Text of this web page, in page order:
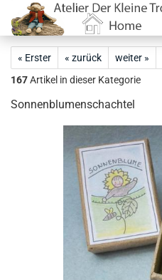
« Erster « zurück weiter »
167Artikel in dieser Kategorie
Sonnenblumenschachtel